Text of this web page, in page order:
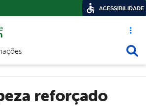
Acesso
de navegação
reforçado
ACESSIBILIDADE